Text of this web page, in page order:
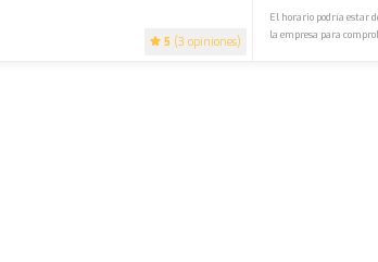
5 (3 opiniones)
El horario podría estar
la empresa para